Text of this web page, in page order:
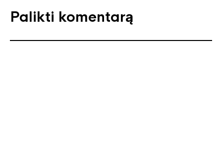
Palikti komentarą